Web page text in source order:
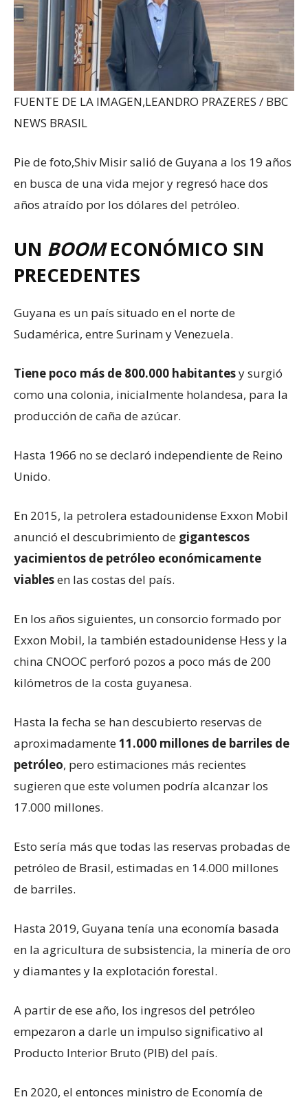
FUENTE DE LA IMAGEN,LEANDRO PRAZERES / BBC
NEWS BRASIL
Pie de foto,Shiv Misir salió de Guyana a los 19 años
en busca de una vida mejor y regresó hace dos
años atraído por los dólares del petróleo.
UN BOOMECONÓMICO SIN
PRECEDENTES
Guyana es un país situado en el norte de
Sudamérica, entre Surinam y Venezuela.
Tiene poco más de 800.000 habitantesy surgió
como una colonia, inicialmente holandesa, para la
producción de caña de azúcar.
Hasta 1966 no se declaró independiente de Reino
Unido.
En 2015, la petrolera estadounidense Exxon Mobil
anunció el descubrimiento de gigantescos
yacimientos de petróleo económicamente
viablesen las costas del país.
En los años siguientes, un consorcio formado por
Exxon Mobil, la también estadounidense Hess y la
china CNOOC perforó pozos a poco más de 200
kilómetros de la costa guyanesa.
Hasta la fecha se han descubierto reservas de
aproximadamente11.000 millones de barriles de
petróleo, pero estimaciones más recientes
sugieren que este volumen podría alcanzar los
17.000 millones.
Esto sería más que todas las reservas probadas de
petróleo de Brasil, estimadas en 14.000 millones
de barriles.
Hasta 2019, Guyana tenía una economía basada
en la agricultura de subsistencia, la minería de oro
y diamantes y la explotación forestal.
A partir de ese año, los ingresos del petróleo
empezaron a darle un impulso significativo al
Producto Interior Bruto (PIB) del país.
En 2020, el entonces ministro de Economía de